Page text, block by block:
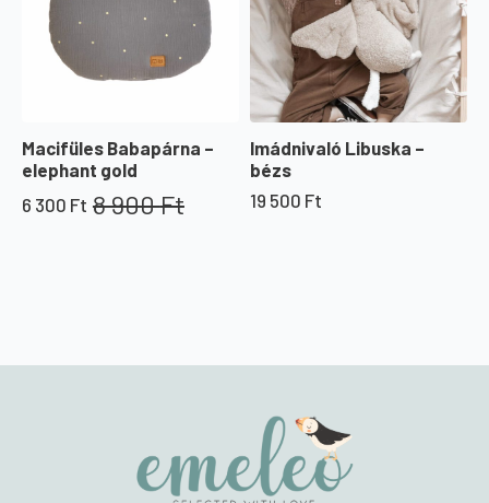
Macifüles Babapárna –
elephant gold
8 900Ft
Original
6 300 Ft
Current
Imádnivaló Libuska –
bézs
19 500 Ft